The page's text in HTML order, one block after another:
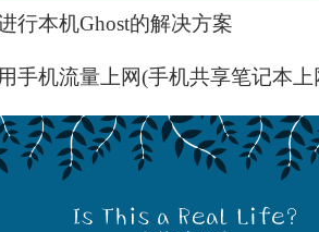
行本机Ghost的解决方案
手机流量上网(手机共享笔记本上